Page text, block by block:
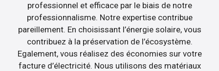
professionnel et efficace par le biais de notre
professionnalisme. Notre expertise contribue
pareillement. En choisissant l’énergie solaire, vous
contribuez à la préservation de l’écosystème.
Egalement, vous réalisez des économies sur votre
facture d’électricité. Nous utilisons des matériaux